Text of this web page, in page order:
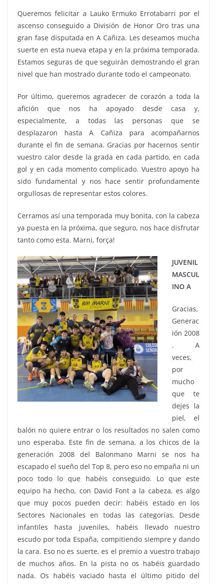
Queremos felicitar a Lauko Ermuko Errotabarri por el
ascenso conseguido a División de Honor Oro tras una
gran fase disputada en A Cañiza. Les deseamos mucha
suerte en esta nueva etapa y en la próxima temporada.
Estamos seguras de que seguirán demostrando el gran
nivel que han mostrado durante todo el campeonato.
Por último, queremos agradecer de corazón a toda la
afición que nos ha apoyado desde casa y,
especialmente, a todas las personas que se
desplazaron hasta A Cañiza para acompañarnos
durante el fin de semana. Gracias por hacernos sentir
vuestro calor desde la grada en cada partido, en cada
gol y en cada momento complicado. Vuestro apoyo ha
sido fundamental y nos hace sentir profundamente
orgullosas de representar estos colores.
Cerramos así una temporada muy bonita, con la cabeza
ya puesta en la próxima, que seguro, nos hace disfrutar
tanto como esta. Marni, força!
JUVENIL
MASCUL
INO A
Gracias,
Generac
ión 2008
. A
veces,
por
mucho
que te
dejes la
piel, el
balón no quiere entrar o los resultados no salen como
uno esperaba. Este fin de semana, a los chicos de la
generación 2008 del Balonmano Marni se nos ha
escapado el sueño del Top 8, pero eso no empaña ni un
poco todo lo que habéis conseguido. Lo que este
equipo ha hecho, con David Font a la cabeza, es algo
que muy pocos pueden decir: habéis estado en los
Sectores Nacionales en todas las categorías. Desde
infantiles hasta juveniles, habéis llevado nuestro
escudo por toda España, compitiendo siempre y dando
la cara. Eso no es suerte, es el premio a vuestro trabajo
de muchos años. En la pista no os habéis guardado
nada. Os habéis vaciado hasta el último pitido del